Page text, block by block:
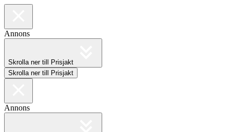
Annons
Skrolla ner till Prisjakt
Skrolla ner till Prisjakt
Annons